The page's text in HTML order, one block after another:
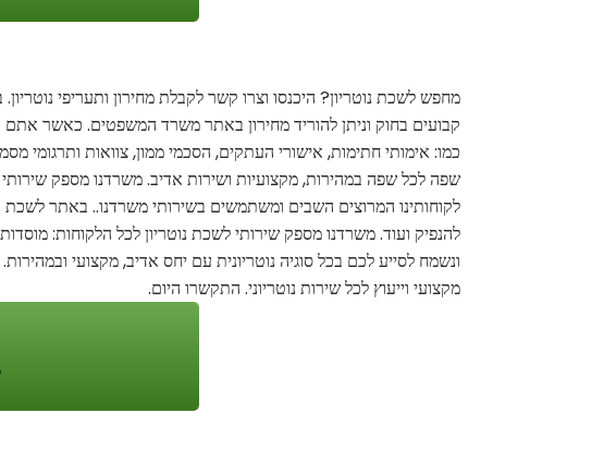
מחפש לשכת נוטריון? היכנסו וצרו קשר לקבלת מחירון ותעריפי
קבועים בחוק וניתן להוריד מחירון באתר משרד המשפטים. כאשר אתם
כמו: אימותי חתימות, אישורי העתקים, הסכמי ממון, צוואות ותרגומי
שפה לכל שפה במהירות, מקצועיות ושירות אדיב. משרדנו מספק
לקוחותינו המרוצים השבים ומשתמשים בשירותי משרדנו.. באתר לשכת
להנפיק ועוד. משרדנו מספק שירותי לשכת נוטריון לכל הלקוחות:
ונשמח לסייע לכם בכל סוגיה נוטריונית עם יחס אדיב, מקצועי
מקצועי וייעוץ לכל שירות נוטריוני. התקשרו היום.